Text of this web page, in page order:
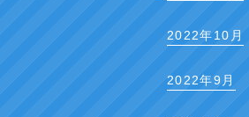
2022年10月
2022年9月